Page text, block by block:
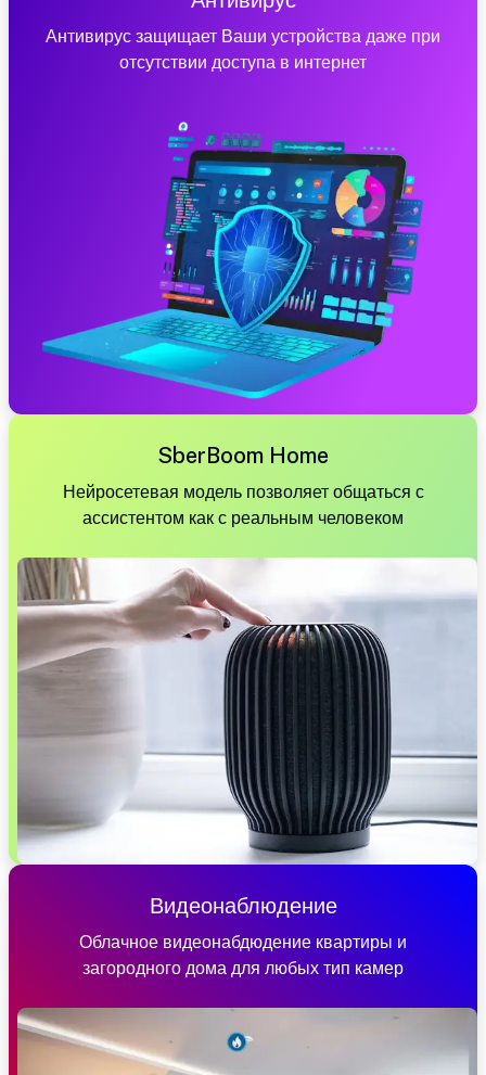
Антивирус защищает Ваши устройства даже при
отсутствии доступа в интернет
SberBoom Home
Нейросетевая модель позволяет общаться с
ассистентом как с реальным человеком
Видеонаблюдение
Облачное видеонабдюдение квартиры и
загородного дома для любых тип камер